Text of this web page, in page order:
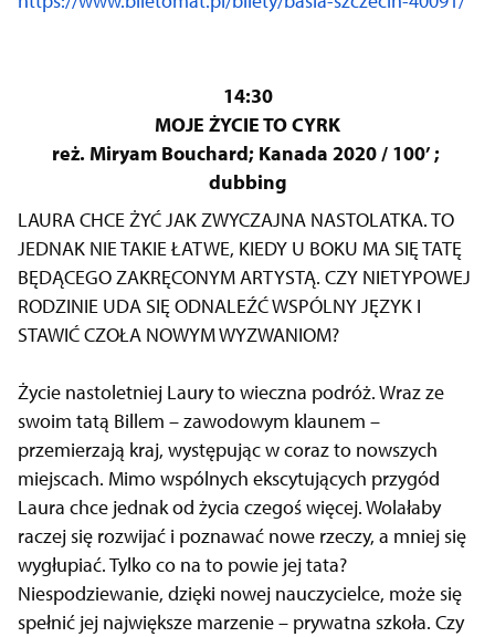
14:30
MOJE ŻYCIE TO CYRK
reż. Miryam Bouchard; Kanada 2020 / 100’ ;
dubbing
LAURA CHCE ŻYĆ JAK ZWYCZAJNA NASTOLATKA. TO
JEDNAK NIE TAKIE ŁATWE, KIEDY U BOKU MA SIĘ TATĘ
BĘDĄCEGO ZAKRĘCONYM ARTYSTĄ. CZY NIETYPOWEJ
RODZINIE UDA SIĘ ODNALEŹĆ WSPÓLNY JĘZYK I
STAWIĆ CZOŁA NOWYM WYZWANIOM?
Życie nastoletniej Laury to wieczna podróż. Wraz ze
swoim tatą Billem – zawodowym klaunem –
przemierzają kraj, występując w coraz to nowszych
miejscach. Mimo wspólnych ekscytujących przygód
Laura chce jednak od życia czegoś więcej. Wolałaby
raczej się rozwijać i poznawać nowe rzeczy, a mniej się
wygłupiać. Tylko co na to powie jej tata?
Niespodziewanie, dzięki nowej nauczycielce, może się
spełnić jej największe marzenie – prywatna szkoła. Czy